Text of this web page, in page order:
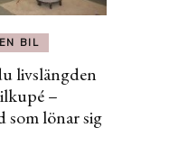
BIL
livslängden
–
som lönar sig